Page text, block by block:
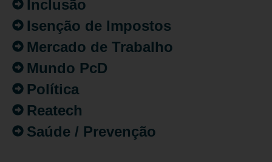
Inclusão
Isenção de Impostos
Mercado de Trabalho
Mundo PcD
Política
Reatech
Saúde / Prevenção